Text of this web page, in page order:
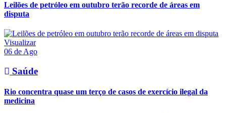
Leilões de petróleo em outubro terão recorde de áreas em
disputa
Visualizar
06 de Ago
Saúde
Rio concentra quase um terço de casos de exercício ilegal da
medicina